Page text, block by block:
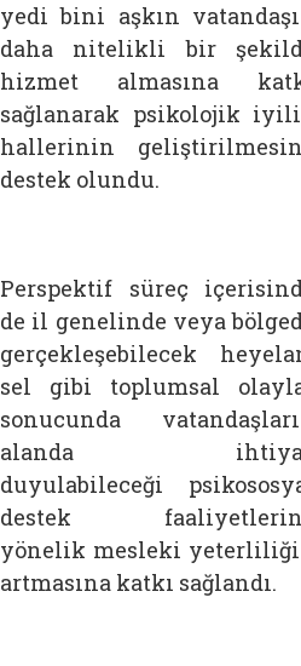
yedi bini aşkın
daha nitelikli bir
hizmet almasına
sağlanarak psikolojik
hallerinin
destek olundu.
Perspektif süreç
de il genelinde veya
gerçekleşebilecek
sel gibi toplumsal
sonucunda
alanda
duyulabileceği
destek
yönelik mesleki
artmasına katkı sağlandı.